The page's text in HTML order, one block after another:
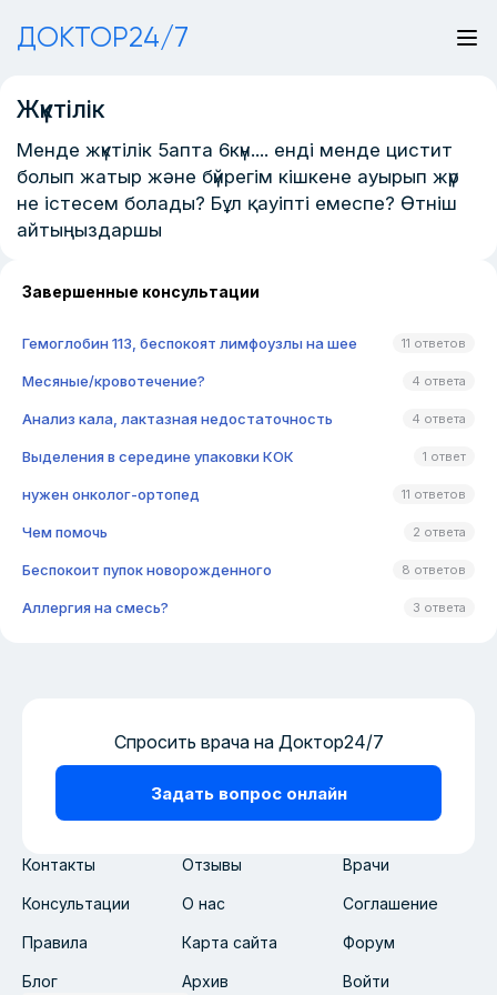
ДОКТОР24/7
Жүктілік
Менде жүктілік 5апта 6күн.... енді менде цистит
болып жатыр жəне бүйрегім кішкене ауырып жүр
не істесем болады? Бұл қауіпті емеспе? Өтніш
айтыңыздаршы
Завершенные консультации
Гемоглобин 113, беспокоят лимфоузлы на шее 11 ответов
Месяные/кровотечение? 4 ответа
Анализ кала, лактазная недостаточность 4 ответа
Выделения в середине упаковки КОК 1 ответ
нужен онколог-ортопед 11 ответов
Чем помочь 2 ответа
Беспокоит пупок новорожденного 8 ответов
Аллергия на смесь? 3 ответа
Контакты Отзывы Врачи
Консультации О нас Соглашение
Правила Карта сайта Форум
Блог Архив Войти
Спросить врача на Доктор24/7
Задать вопрос онлайн